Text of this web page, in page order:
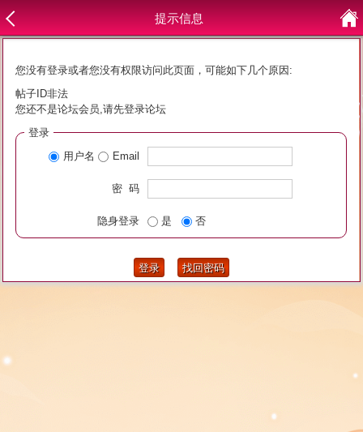
提示信息
您没有登录或者您没有权限访问此页面，可能如下几个原因:
帖子ID非法
您还不是论坛会员,请先登录论坛
登录
用户名
Email
密 码
隐身登录 是 否